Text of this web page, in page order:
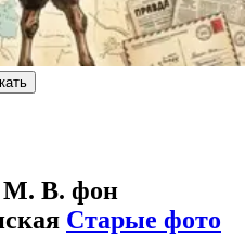
М. В. фон
Старые фото